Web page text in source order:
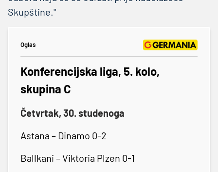
Skupštine."
Oglas
Konferencijska liga, 5. kolo,
skupina C
Četvrtak, 30. studenoga
Astana – Dinamo 0-2
Ballkani – Viktoria Plzen 0-1